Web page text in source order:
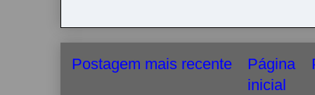
Postagem mais recente
Página
inicial